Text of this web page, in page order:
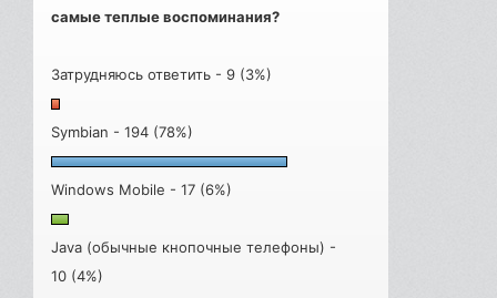
самые теплые воспоминания?
Затрудняюсь ответить - 9 (3%)
Symbian - 194 (78%)
Windows Mobile - 17 (6%)
Java (обычные кнопочные телефоны) -
10 (4%)